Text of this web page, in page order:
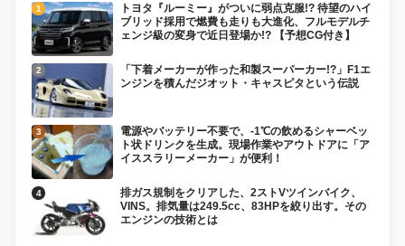
トヨタ『ルーミー』がついに弱点克服!? 待望のハイ
ブリッド採用で燃費も走りも大進化、フルモデルチ
ェンジ級の変身で近日登場か!? 【予想CG付き】
「下着メーカーが作った和製スーパーカー!?」F1エ
ンジンを積んだジオット・キャスピタという伝説
電源やバッテリー不要で、-1℃の飲めるシャーベッ
ト状ドリンクを生成。現場作業やアウトドアに「ア
イススラリーメーカー」が便利！
排ガス規制をクリアした、2ストVツインバイク、
VINS。排気量は249.5cc、83HPを絞り出す。その
エンジンの技術とは